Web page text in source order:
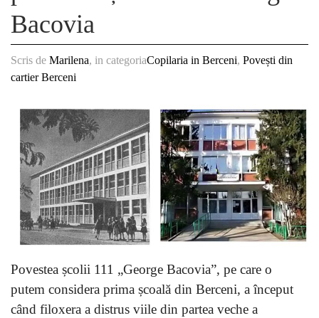
Bacovia
Scris de Marilena, in categoriaCopilaria in Berceni, Povești din
cartier Berceni
Povestea școlii 111 „George Bacovia”, pe care o
putem considera prima școală din Berceni, a început
când filoxera a distrus viile din partea veche a